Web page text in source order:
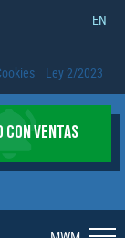
EN
Ley 2/2023
CON VENTAS